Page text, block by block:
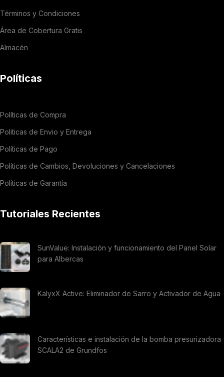
Términos y Condiciones
Área de Cobertura Gratis
Almacén
Políticas
Políticas de Compra
Politicas de Envio y Entrega
Políticas de Pago
Políticas de Cambios, Devoluciones y Cancelaciones
Políticas de Garantía
Tutoriales Recientes
SunValue: Instalación y funcionamiento del Panel Solar
para Albercas
KalyxX Active: Eliminador de Sarro y Activador de Agua
Características e instalación de la bomba presurizadora
SCALA2 de Grundfos